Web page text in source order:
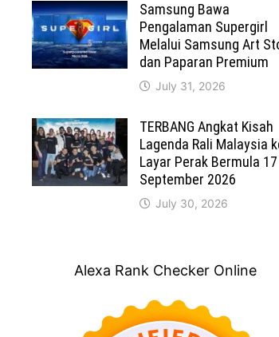
Samsung Bawa
Pengalaman Supergirl
Melalui Samsung Art
dan Paparan Premium
July 31, 2026
TERBANG Angkat Kisah
Lagenda Rali Malaysia
Layar Perak Bermula 17
September 2026
July 30, 2026
Alexa Rank Checker Online